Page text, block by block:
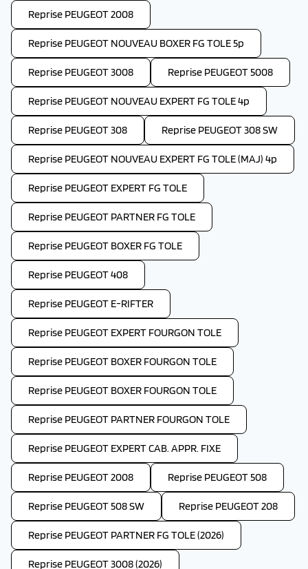
Reprise PEUGEOT 2008
Reprise PEUGEOT NOUVEAU BOXER FG TOLE 5p
Reprise PEUGEOT 3008 Reprise PEUGEOT 5008
Reprise PEUGEOT NOUVEAU EXPERT FG TOLE 4p
Reprise PEUGEOT 308 Reprise PEUGEOT 308 SW
Reprise PEUGEOT NOUVEAU EXPERT FG TOLE (MAJ) 4p
Reprise PEUGEOT EXPERT FG TOLE
Reprise PEUGEOT PARTNER FG TOLE
Reprise PEUGEOT BOXER FG TOLE
Reprise PEUGEOT 408
Reprise PEUGEOT E-RIFTER
Reprise PEUGEOT EXPERT FOURGON TOLE
Reprise PEUGEOT BOXER FOURGON TOLE
Reprise PEUGEOT BOXER FOURGON TOLE
Reprise PEUGEOT PARTNER FOURGON TOLE
Reprise PEUGEOT EXPERT CAB. APPR. FIXE
Reprise PEUGEOT 2008 Reprise PEUGEOT 508
Reprise PEUGEOT 508 SW Reprise PEUGEOT 208
Reprise PEUGEOT PARTNER FG TOLE (2026)
Reprise PEUGEOT 3008 (2026)